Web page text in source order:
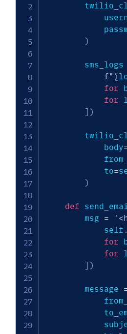
)
        sms_logs
f" {
for
for
] )
            body
            from_
            to
=
)
def
        msg
=
            self
.
for
for
] )
        message